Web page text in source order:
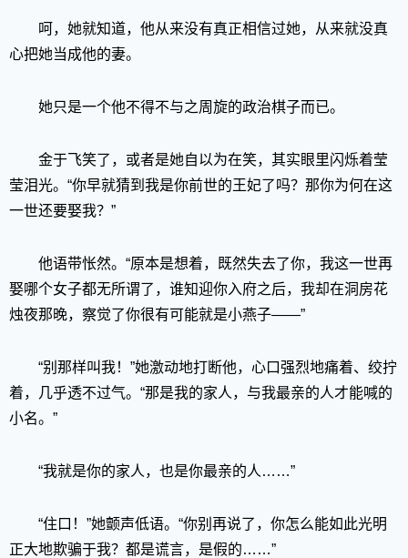
呵，她就知道，他从来没有真正相信过她，从来就没真
心把她当成他的妻。
她只是一个他不得不与之周旋的政治棋子而已。
金于飞笑了，或者是她自以为在笑，其实眼里闪烁着莹
莹泪光。“你早就猜到我是你前世的王妃了吗？那你为何在这
一世还要娶我？”
他语带怅然。“原本是想着，既然失去了你，我这一世再
娶哪个女子都无所谓了，谁知迎你入府之后，我却在洞房花
烛夜那晚，察觉了你很有可能就是小燕子——”
“别那样叫我！”她激动地打断他，心口强烈地痛着、绞拧
着，几乎透不过气。“那是我的家人，与我最亲的人才能喊的
小名。”
“我就是你的家人，也是你最亲的人……”
“住口！”她颤声低语。“你别再说了，你怎么能如此光明
正大地欺骗于我？都是谎言，是假的……”